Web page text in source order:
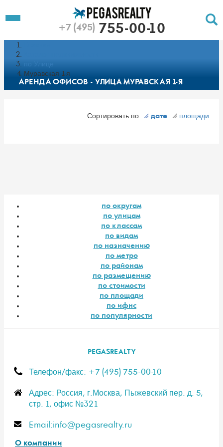
Toggle
Push
+7 (495) 755-00-10
Муравская 1-я
АРЕНДА ОФИСОВ - УЛИЦА МУРАВСКАЯ 1-Я
Сортировать по: дате площади
по округам
по улицам
по классам
по видам
по назначению
по метро
по районам
по размещению
по стоимости
по площади
по ифнс
по популярности
PEGASREALTY
Телефон/факс: +7 (495) 755-00-10
Адрес: Россия, г.Москва, Пыжевский пер. д. 5,
стр. 1, офис №321
E-mail:info@pegasrealty.ru
О компании